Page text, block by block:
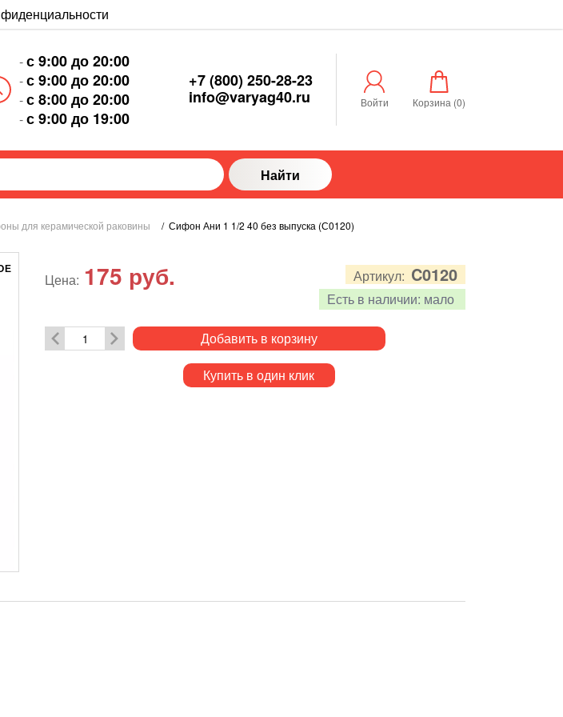
-с 9:00 до 20:00
-с 9:00 до 20:00
-с 8:00 до 20:00
-с 9:00 до 19:00
+7 (800) 250-28-23
info@varyag40.ru
Войти Корзина (0)
Найти
для керамической раковины / Сифон Ани 1 1/2 40 без выпуска (С0120)
Артикул: C0120
Есть в наличии: мало
Цена: 175 руб.
Добавить в корзину
Купить в один клик